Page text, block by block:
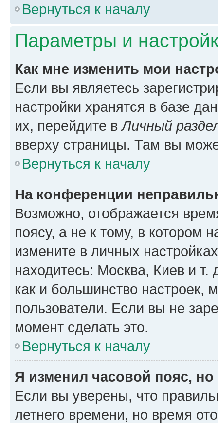
Вернуться к началу
Параметры и
Как мне изменить мои
Если вы являетесь
настройки хранятся в базе
их, перейдите вЛичный
вверху страницы. Там вы
Вернуться к началу
На конференции
Возможно, отображается
поясу, а не к тому, в котором
измените в личных
находитесь: Москва, Киев и т.
как и большинство настроек,
пользователи. Если вы не
момент сделать это.
Вернуться к началу
Я изменил часовой пояс,
Если вы уверены, что
летнего времени, но время